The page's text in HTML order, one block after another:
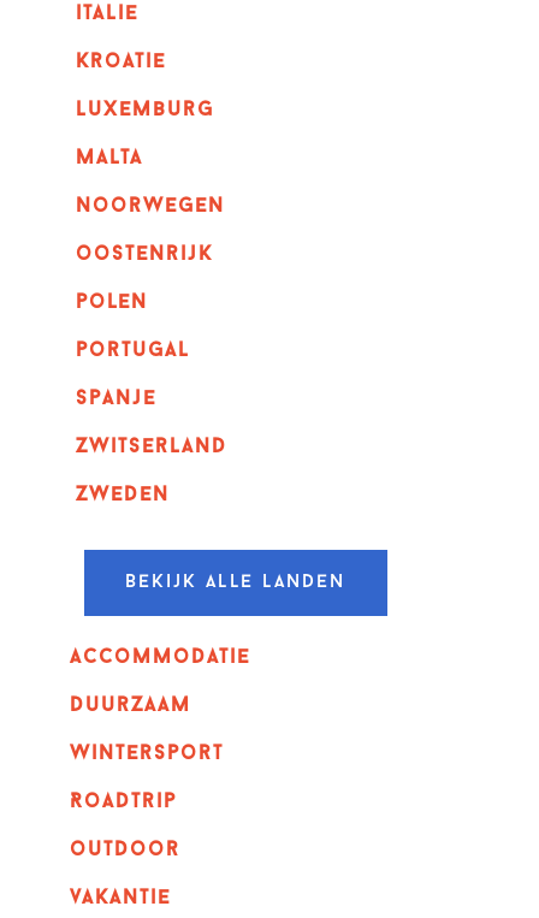
italie
kroatie
luxemburg
malta
noorwegen
oostenrijk
polen
portugal
spanje
zwitserland
zweden
Bekijk alle landen
Accommodatie
Duurzaam
wintersport
Roadtrip
outdoor
vakantie